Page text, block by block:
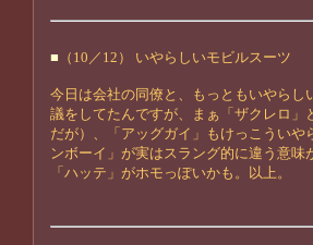
■ （10／12） いやらしいモビルスーツ
今日は会社の同僚と、もっともいやら
議をしてたんですが、まぁ「ザクレロ
だが）、「アッグガイ」もけっこうい
ンボーイ」が実はスラング的に違う意
「ハッテ」がホモっぽいかも。以上。